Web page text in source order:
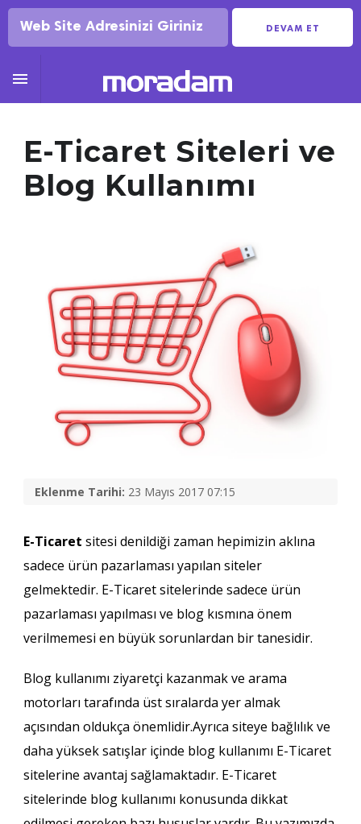
DEVAM ET

E-Ticaret Siteleri ve
Blog Kullanımı
Eklenme Tarihi: 23 Mayıs 2017 07:15
E-Ticaret sitesi denildiği zaman hepimizin aklına
sadece ürün pazarlaması yapılan siteler
gelmektedir. E-Ticaret sitelerinde sadece ürün
pazarlaması yapılması ve blog kısmına önem
verilmemesi en büyük sorunlardan bir tanesidir.
Blog kullanımı ziyaretçi kazanmak ve arama
motorları tarafında üst sıralarda yer almak
açısından oldukça önemlidir.Ayrıca siteye bağlılık ve
daha yüksek satışlar içinde blog kullanımı E-Ticaret
sitelerine avantaj sağlamaktadır. E-Ticaret
sitelerinde blog kullanımı konusunda dikkat